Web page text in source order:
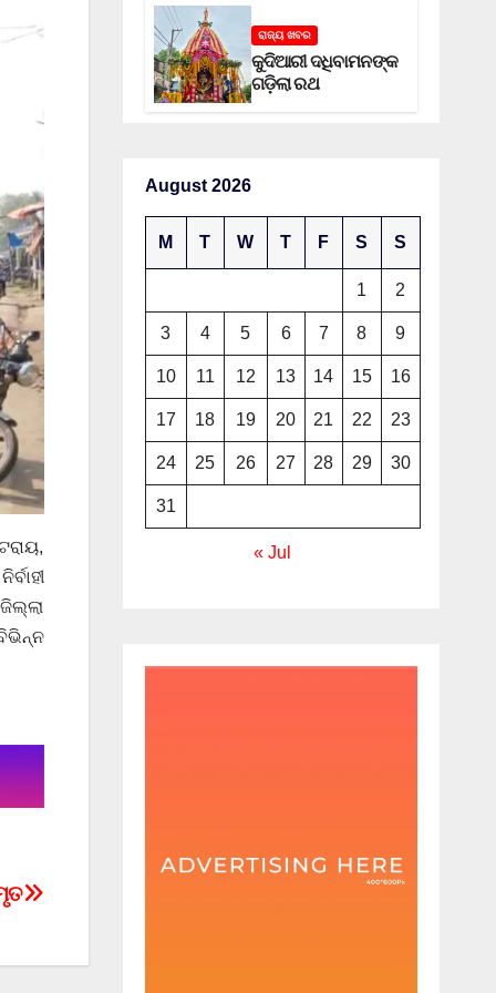
ରାଜ୍ୟ ଖବର
କୁଦିଆରୀ ଦଧିବାମନଙ୍କ
ଗଡ଼ିଲା ରଥ
August 2026
M T W T F S S
1 2
3 4 5 6 7 8 9
10 11 12 13 14 15 16
17 18 19 20 21 22 23
24 25 26 27 28 29 30
31
« Jul